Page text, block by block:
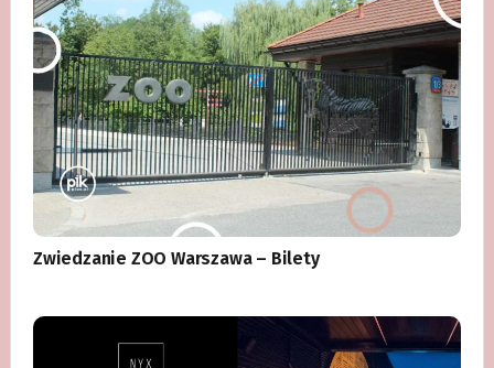
Zwiedzanie ZOO Warszawa – Bilety